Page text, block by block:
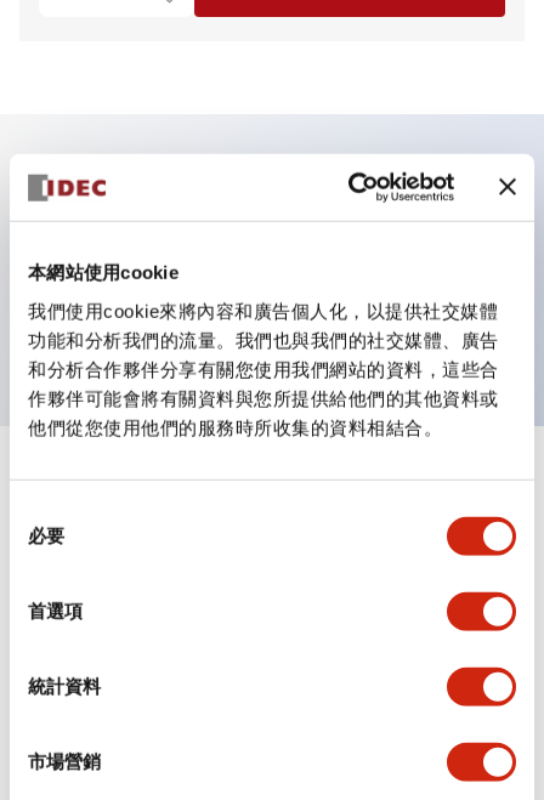
本網站使用cookie
我們使用cookie來將內容和廣告個人化，以提供社交媒體
功能和分析我們的流量。我們也與我們的社交媒體、廣告
和分析合作夥伴分享有關您使用我們網站的資料，這些合
作夥伴可能會將有關資料與您所提供給他們的其他資料或
他們從您使用他們的服務時所收集的資料相結合。
必要
首選項
統計資料
市場營銷
主要特點
作業性提升的背部端子方式，所有系列統一為22mm軸
長的平面端子面。
UL・CSA認證品
規格 顯示全部+
審美規範
環境規範